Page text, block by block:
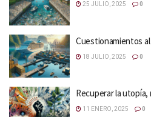
25 JULIO, 2025 0
Cuestionamientos
18 JULIO, 2025 0
Recuperar la utopía,
11 ENERO, 2025 0